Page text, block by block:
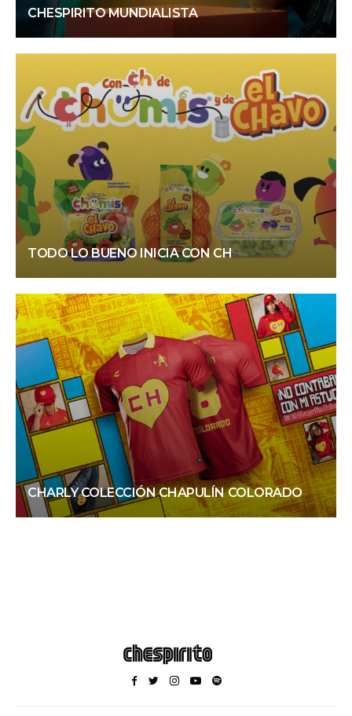
CHESPIRITO MUNDIALISTA
TODO LO BUENO INICIA CON CH
CHARLY COLECCIÓN CHAPULÍN COLORADO